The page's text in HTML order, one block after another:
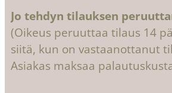
Jo tehdyn tilauksen
(Oikeus peruuttaa tilaus 14
siitä, kun on vastaanottanut
Asiakas maksaa